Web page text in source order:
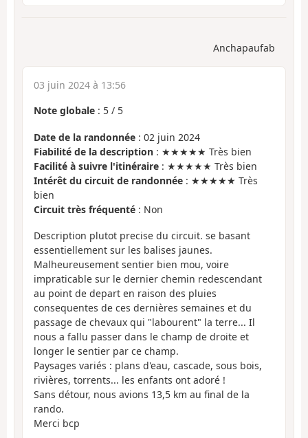
Anchapaufab
03 juin 2024 à 13:56
Note globale : 5 / 5
Date de la randonnée : 02 juin 2024
Fiabilité de la description : ★★★★★ Très bien
Facilité à suivre l'itinéraire : ★★★★★ Très bien
Intérêt du circuit de randonnée : ★★★★★ Très
bien
Circuit très fréquenté : Non
Description plutot precise du circuit. se basant
essentiellement sur les balises jaunes.
Malheureusement sentier bien mou, voire
impraticable sur le dernier chemin redescendant
au point de depart en raison des pluies
consequentes de ces dernières semaines et du
passage de chevaux qui "labourent" la terre... Il
nous a fallu passer dans le champ de droite et
longer le sentier par ce champ.
Paysages variés : plans d'eau, cascade, sous bois,
rivières, torrents... les enfants ont adoré !
Sans détour, nous avions 13,5 km au final de la
rando.
Merci bcp